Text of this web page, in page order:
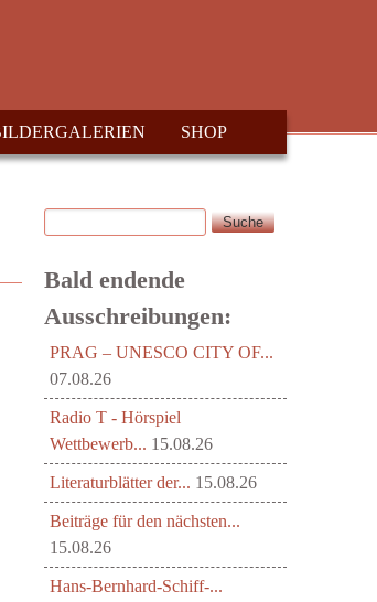
SHOP
Suchformular
Suche
Bald endende
Ausschreibungen:
PRAG – UNESCO CITY OF...
07.08.26
Radio T - Hörspiel
Wettbewerb... 15.08.26
Literaturblätter der... 15.08.26
Beiträge für den nächsten...
15.08.26
Hans-Bernhard-Schiff-...